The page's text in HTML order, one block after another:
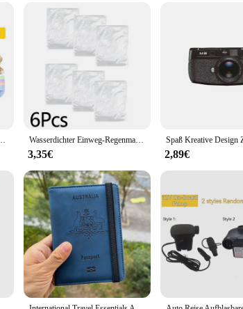
this stroller can be easily folded and carried with
no matter where you go. The stroller's compatibility
one.
beutel, spart 80% Stauraum, Roll-Up-Kompression, keine Luftpumpe erforderlich Wasserdichter Einweg-Regenmantel für Outdoor-Wandern, Bergreisen, Notfall, transparent, tragbar, für Erwachsene, Poncho-Regen
3,35€ 2,89€